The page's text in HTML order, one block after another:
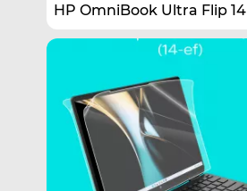
HP OmniBook Ultra Flip 14